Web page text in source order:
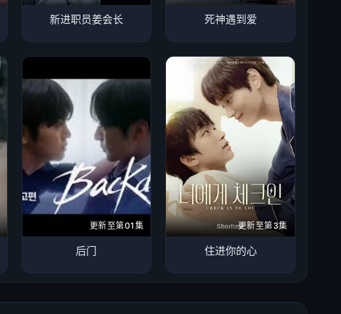
新进职员姜会长 死神遇到爱
更新至第01集
后门
更新至第3集
住进你的心